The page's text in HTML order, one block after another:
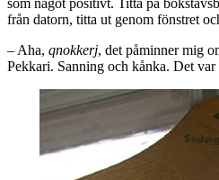
som något positivt. Titta på
från datorn, titta ut genom fönstret
– Aha, qnokkerj, det påminner mig
Pekkari. Sanning och kånka. Det var